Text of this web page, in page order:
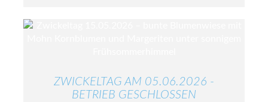
ZWICKELTAG AM 05.06.2026 -
BETRIEB GESCHLOSSEN